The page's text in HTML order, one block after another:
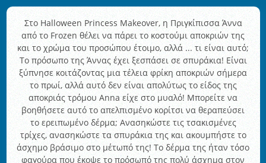
Στο Halloween Princess Makeover, η Πριγκίπισσα Άννα
από το Frozen θέλει να πάρει το κοστούμι αποκριών της
και το χρώμα του προσώπου έτοιμο, αλλά ... τι είναι αυτό;
Το πρόσωπο της Άννας έχει ξεσπάσει σε σπυράκια! Είναι
ξύπνησε κοιτάζοντας μια τέλεια φρίκη αποκριών σήμερα
το πρωί, αλλά αυτό δεν είναι απολύτως το είδος της
αποκριάς τρόμου Anna είχε στο μυαλό! Μπορείτε να
βοηθήσετε αυτό το απελπισμένο κορίτσι να θεραπεύσει
το ερειπωμένο δέρμα; Ανασηκώστε τις τσακισμένες
τρίχες, ανασηκώστε τα σπυράκια της και ακουμπήστε το
άσχημο βράσιμο στο μέτωπό της! Το δέρμα της ήταν τόσο
φαγούρα που έκοψε το πρόσωπό της πολύ άσχημα στον